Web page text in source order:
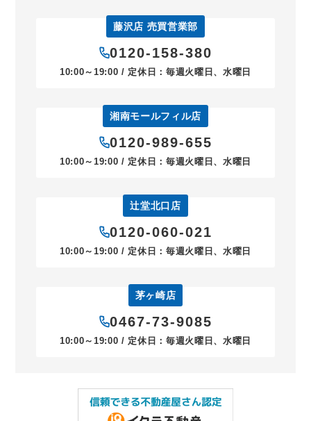
藤沢店 売買営業部
0120-158-380
10:00～19:00 / 定休日：毎週火曜日、水曜日
湘南モールフィル店
0120-989-655
10:00～19:00 / 定休日：毎週火曜日、水曜日
辻堂北口店
0120-060-021
10:00～19:00 / 定休日：毎週火曜日、水曜日
茅ヶ崎店
0467-73-9085
10:00～19:00 / 定休日：毎週火曜日、水曜日